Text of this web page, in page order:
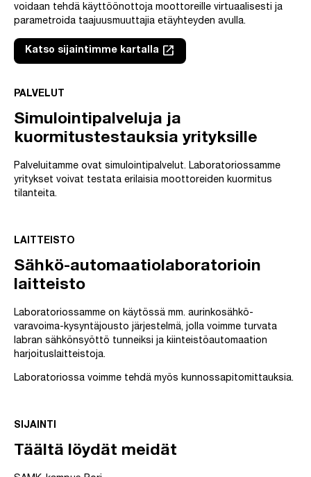
voidaan tehdä käyttöönottoja moottoreille virtuaalisesti ja
parametroida taajuusmuuttajia etäyhteyden avulla.
Katso sijaintimme kartalla
Linkki avautuu uuteen välilehteen
launch
PALVELUT
Simulointipalveluja ja
kuormitustestauksia yrityksille
Palveluitamme ovat simulointipalvelut. Laboratoriossamme
yritykset voivat testata erilaisia moottoreiden kuormitus
tilanteita.
LAITTEISTO
Sähkö-automaatiolaboratorioin
laitteisto
Laboratoriossamme on käytössä mm. aurinkosähkö-
varavoima-kysyntäjousto järjestelmä, jolla voimme turvata
labran sähkönsyöttö tunneiksi ja kiinteistöautomaation
harjoituslaitteistoja.
Laboratoriossa voimme tehdä myös kunnossapitomittauksia.
SIJAINTI
Täältä löydät meidät